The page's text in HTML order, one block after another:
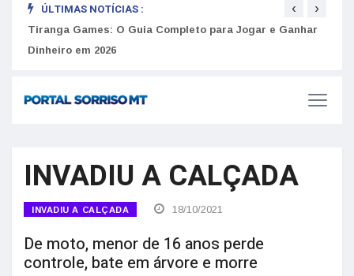
ÚLTIMAS NOTÍCIAS :
Tiranga Games: O Guia Completo para Jogar e Ganhar
Dinheiro em 2026
‹ ›
INVADIU A CALÇADA
INVADIU A CALÇADA 18/10/2021
De moto, menor de 16 anos perde
controle, bate em árvore e morre